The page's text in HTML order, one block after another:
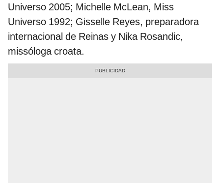
Universo 2005; Michelle McLean, Miss
Universo 1992; Gisselle Reyes, preparadora
internacional de Reinas y Nika Rosandic,
missóloga croata.